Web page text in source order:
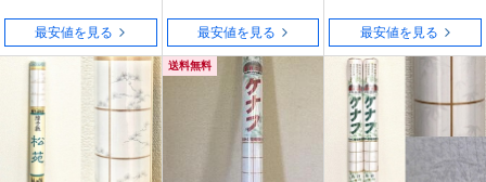
込み
最安値を見る 最安値を見る 最安値を見る
送料無料